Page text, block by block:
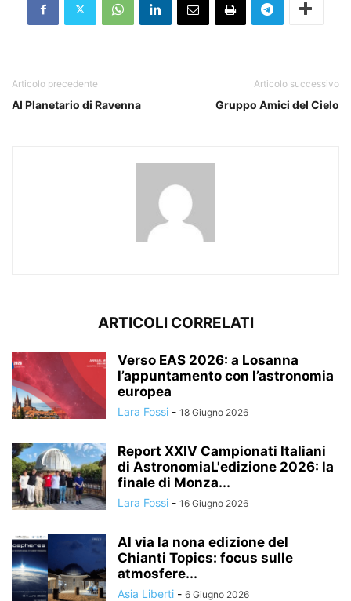
Articolo precedente
Al Planetario di Ravenna
Articolo successivo
Gruppo Amici del Cielo
ARTICOLI CORRELATI
Verso EAS 2026: a Losanna
l’appuntamento con l’astronomia
europea
Lara Fossi - 18 Giugno 2026
Report XXIV Campionati Italiani
di AstronomiaL'edizione 2026: la
finale di Monza...
Lara Fossi - 16 Giugno 2026
Al via la nona edizione del
Chianti Topics: focus sulle
atmosfere...
Asia Liberti - 6 Giugno 2026